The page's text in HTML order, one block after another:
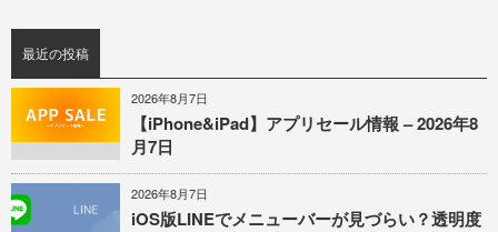
最近の投稿
2026年8月7日
【iPhone&iPad】アプリセール情報 – 2026年8
月7日
2026年8月7日
iOS版LINEでメニューバーが見づらい？透明度